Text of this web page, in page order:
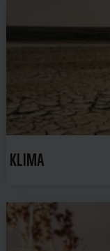
KLIMA